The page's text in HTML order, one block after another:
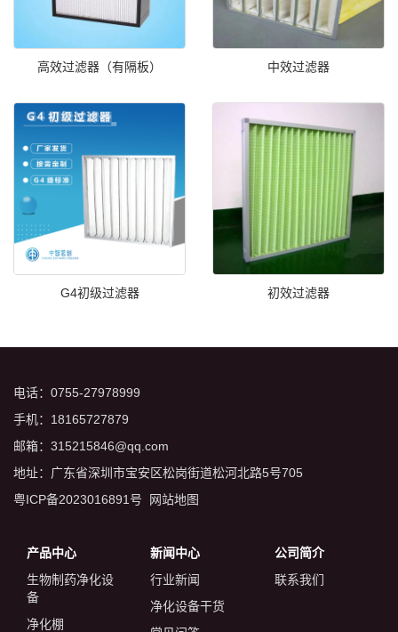
高效过滤器（有隔板） 中效过滤器
G4初级过滤器 初效过滤器
电话：0755-27978999
手机：18165727879
邮箱：315215846@qq.com
地址：广东省深圳市宝安区松岗街道松河北路5号705
粤ICP备2023016891号
网站地图
产品中心
生物制药净化设
备
净化棚
新闻中心
行业新闻
净化设备干货
公司简介
联系我们